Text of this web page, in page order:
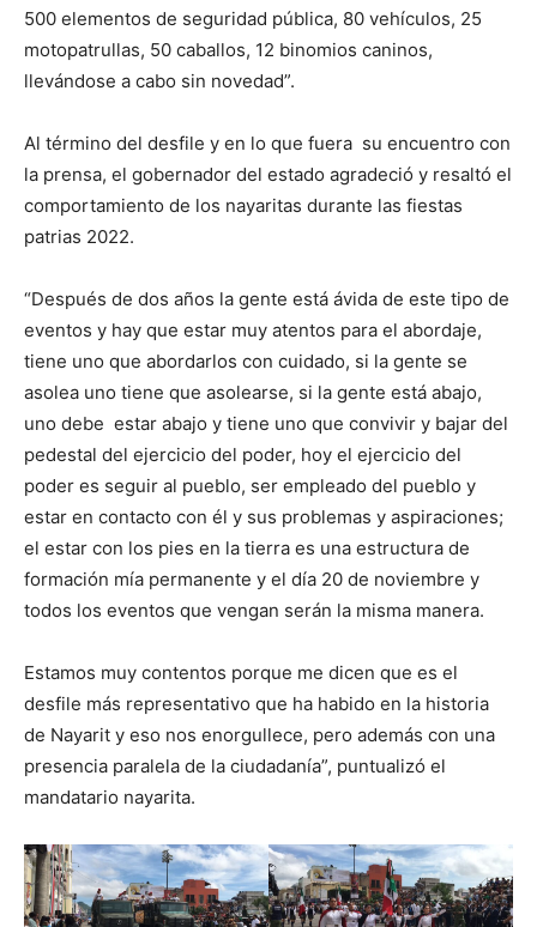
500 elementos de seguridad pública, 80 vehículos, 25
motopatrullas, 50 caballos, 12 binomios caninos,
llevándose a cabo sin novedad”.
Al término del desfile y en lo que fuera su encuentro con
la prensa, el gobernador del estado agradeció y resaltó el
comportamiento de los nayaritas durante las fiestas
patrias 2022.
“Después de dos años la gente está ávida de este tipo de
eventos y hay que estar muy atentos para el abordaje,
tiene uno que abordarlos con cuidado, si la gente se
asolea uno tiene que asolearse, si la gente está abajo,
uno debe estar abajo y tiene uno que convivir y bajar del
pedestal del ejercicio del poder, hoy el ejercicio del
poder es seguir al pueblo, ser empleado del pueblo y
estar en contacto con él y sus problemas y aspiraciones;
el estar con los pies en la tierra es una estructura de
formación mía permanente y el día 20 de noviembre y
todos los eventos que vengan serán la misma manera.
Estamos muy contentos porque me dicen que es el
desfile más representativo que ha habido en la historia
de Nayarit y eso nos enorgullece, pero además con una
presencia paralela de la ciudadanía”, puntualizó el
mandatario nayarita.